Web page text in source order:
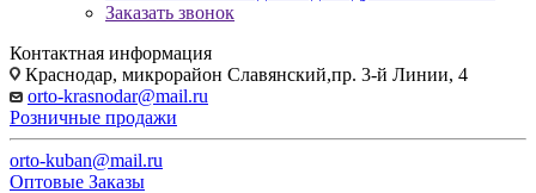
Заказать звонок
Контактная информация
Краснодар, микрорайон Славянский,пр. 3-й Линии, 4
orto-krasnodar@mail.ru
Розничные продажи
orto-kuban@mail.ru
Оптовые Заказы